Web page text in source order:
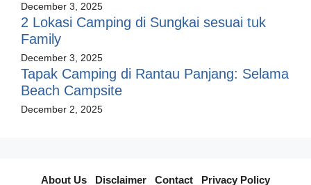
December 3, 2025
2 Lokasi Camping di Sungkai sesuai tuk
Family
December 3, 2025
Tapak Camping di Rantau Panjang: Selama
Beach Campsite
December 2, 2025
About Us Disclaimer Contact Privacy Policy